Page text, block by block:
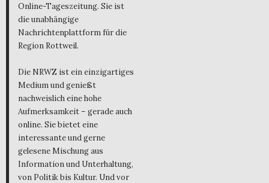
Online-Tageszeitung. Sie ist
die unabhängige
Nachrichtenplattform für die
Region Rottweil.
Die NRWZ ist ein einzigartiges
Medium und genießt
nachweislich eine hohe
Aufmerksamkeit – gerade auch
online. Sie bietet eine
interessante und gerne
gelesene Mischung aus
Information und Unterhaltung,
von Politik bis Kultur. Und vor